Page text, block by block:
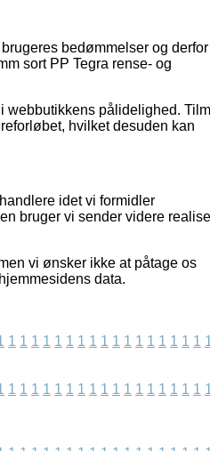
bedømmelser og
sort PP Tegra rense- og
webbutikkens pålidelighed.
hvilket desuden kan
idet vi formidler
bruger vi sender videre
vi ønsker ikke at påtage os
data.
1 1 1 1 1 1 1 1 1 1 1 1 1 1 1 1 1
1 1 1 1 1 1 1 1 1 1 1 1 1 1 1 1 1